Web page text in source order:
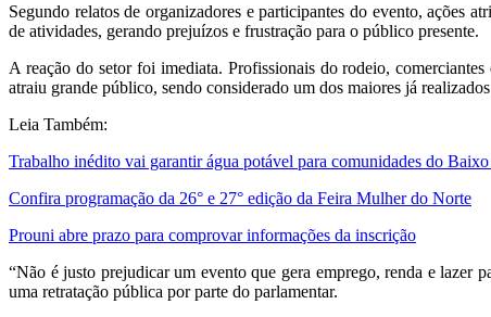
Segundo relatos de organizadores e participantes do evento, ações
de atividades, gerando prejuízos e frustração para o público presente.
A reação do setor foi imediata. Profissionais do rodeio,
atraiu grande público, sendo considerado um dos maiores já
Leia Também:
Trabalho inédito vai garantir água potável para comunidades do
Confira programação da 26° e 27° edição da Feira Mulher do Norte
Prouni abre prazo para comprovar informações da inscrição
“Não é justo prejudicar um evento que gera emprego, renda e lazer
uma retratação pública por parte do parlamentar.